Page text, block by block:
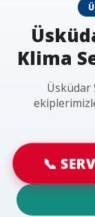
Klima
Üsküdar
📞